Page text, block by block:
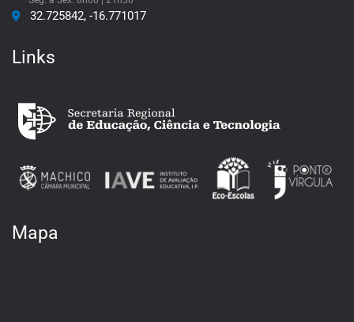
32.725842, -16.771017
Links
Mapa